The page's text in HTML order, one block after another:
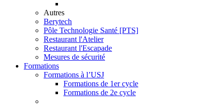
Autres
Berytech
Pôle Technologie Santé [PTS]
Restaurant l'Atelier
Restaurant l'Escapade
Mesures de sécurité
Formations
Formations à l’USJ
Formations de 1er cycle
Formations de 2e cycle